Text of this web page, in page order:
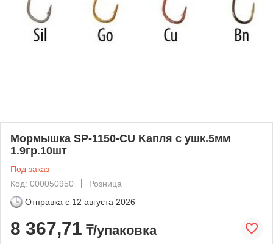
Мормышка SP-1150-CU Kапля с ушк.5мм
1.9гр.10шт
Под заказ
Код: 000050950
Розница
Отправка с 12 августа 2026
8 367,71 ₸/упаковка